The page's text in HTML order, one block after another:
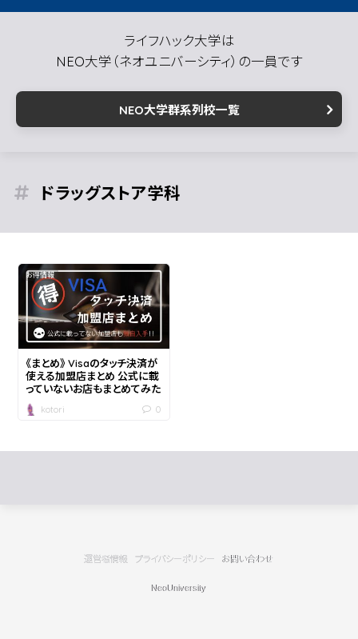
ライフハック大学は
NEO大学（ネオユニバーシティ）の一員です
NEO大学群系列校一覧
ドラッグストア
お得情報
《まとめ》 Visaのタッチ決済が
使える加盟店まとめ 公式に載
っていないお店もまとめてみた
kotori 0
運営者情報 プライバシーポリシー お問い合わせ
NeoUniversity